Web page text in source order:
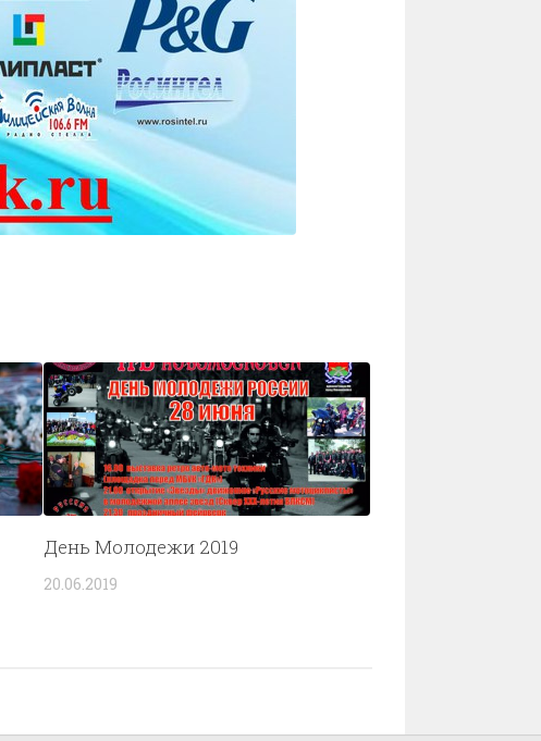
День Молодежи 2019
20.06.2019